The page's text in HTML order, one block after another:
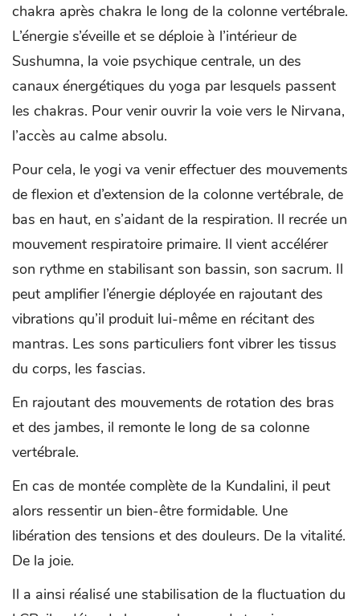
chakra après chakra le long de la colonne vertébrale.
L’énergie s’éveille et se déploie à l’intérieur de
Sushumna, la voie psychique centrale, un des
canaux énergétiques du yoga par lesquels passent
les chakras. Pour venir ouvrir la voie vers le Nirvana,
l’accès au calme absolu.
Pour cela, le yogi va venir effectuer des mouvements
de flexion et d’extension de la colonne vertébrale, de
bas en haut, en s’aidant de la respiration. Il recrée un
mouvement respiratoire primaire. Il vient accélérer
son rythme en stabilisant son bassin, son sacrum. Il
peut amplifier l’énergie déployée en rajoutant des
vibrations qu’il produit lui-même en récitant des
mantras. Les sons particuliers font vibrer les tissus
du corps, les fascias.
En rajoutant des mouvements de rotation des bras
et des jambes, il remonte le long de sa colonne
vertébrale.
En cas de montée complète de la Kundalini, il peut
alors ressentir un bien-être formidable. Une
libération des tensions et des douleurs. De la vitalité.
De la joie.
Il a ainsi réalisé une stabilisation de la fluctuation du